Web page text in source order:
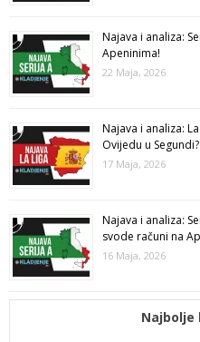
Najava i analiza:
Apeninima!
22 Maja, 2026
Najava i analiza:
Ovijedu u Segundi?
17 Maja, 2026
Najava i analiza:
svode računi na
16 Maja, 2026
Najbolje